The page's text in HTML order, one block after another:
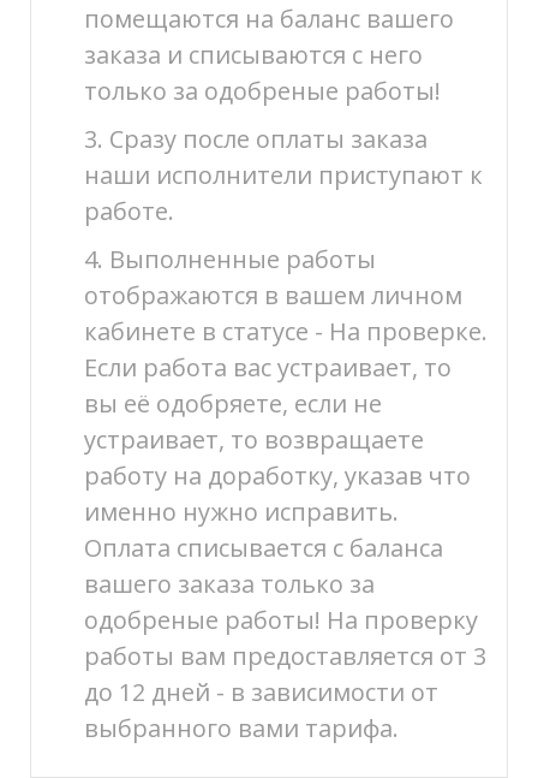
помещаются на баланс вашего
заказа и списываются с него
только за одобреные работы!
3. Сразу после оплаты заказа
наши исполнители приступают к
работе.
4. Выполненные работы
отображаются в вашем личном
кабинете в статусе - На проверке.
Если работа вас устраивает, то
вы её одобряете, если не
устраивает, то возвращаете
работу на доработку, указав что
именно нужно исправить.
Оплата списывается с баланса
вашего заказа только за
одобреные работы! На проверку
работы вам предоставляется от 3
до 12 дней - в зависимости от
выбранного вами тарифа.